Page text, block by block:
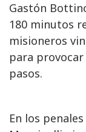
Gastón
180 minutos
misioneros
para
pasos.
En los